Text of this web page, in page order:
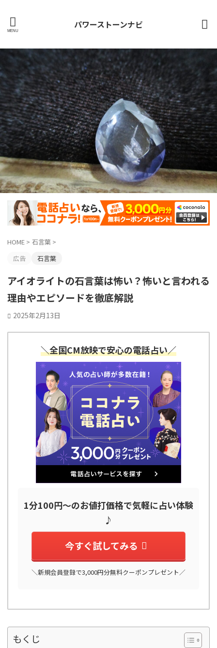
パワーストーンナビ
HOME > 石言葉 >
広告
石言葉
アイオライトの石言葉は怖い？怖いと言われる
理由やエピソードを徹底解説
2025年2月13日
＼全国CM放映で安心の電話占い／
1分100円～のお値打価格で気軽に占い体験
♪
今すぐ試してみる
＼新規会員登録で3,000円分無料クーポンプレゼント／
もくじ